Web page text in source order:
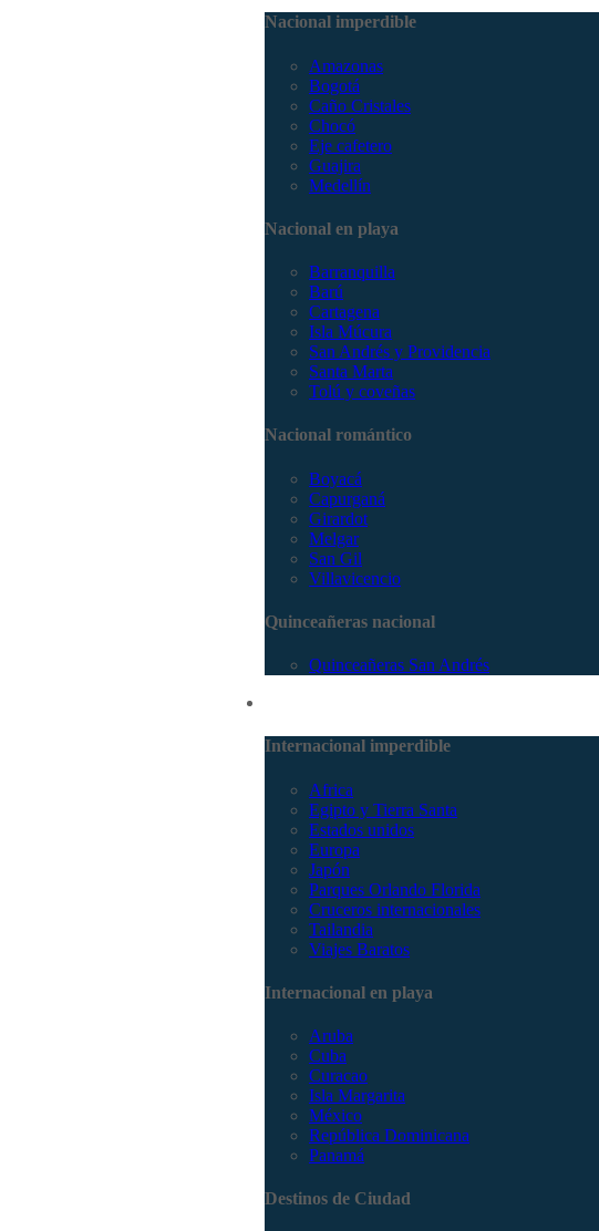
Nacional imperdible
Amazonas
Bogotá
Caño Cristales
Chocó
Eje cafetero
Guajira
Medellín
Nacional en playa
Barranquilla
Barú
Cartagena
Isla Múcura
San Andrés y Providencia
Santa Marta
Tolú y coveñas
Nacional romántico
Boyacá
Capurganá
Girardot
Melgar
San Gil
Villavicencio
Quinceañeras nacional
Quinceañeras San Andrés
Internacional imperdible
Africa
Egipto y Tierra Santa
Estados unidos
Europa
Japón
Parques Orlando Florida
Cruceros internacionales
Tailandia
Viajes Baratos
Internacional en playa
Aruba
Cuba
Curacao
Isla Margarita
México
República Dominicana
Panamá
Destinos de Ciudad